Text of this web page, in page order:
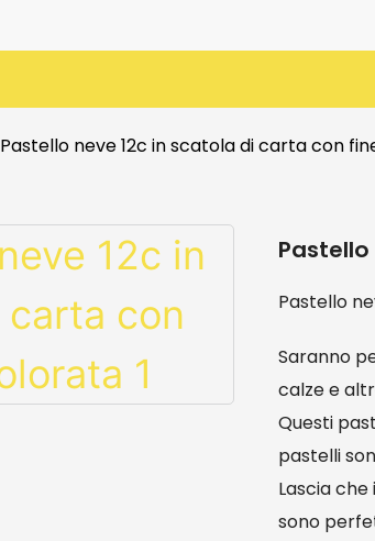
Pastello neve 12c in scatola di carta con
Pastello
Saranno
calze e
Questi
pastelli
Lascia
sono